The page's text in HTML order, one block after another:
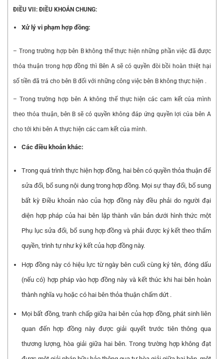
ĐIỀU VII: ĐIỀU KHOẢN CHUNG:
Xử lý vi phạm hợp đồng:
– Trong trường hợp bên B không thể thực hiện những phần việc đã được
thỏa thuận trong hợp đồng thì Bên A sẽ có quyền đòi bồi hoàn thiệt hại
số tiền đã trả cho bên B đối với những công việc bên B không thực hiện .
– Trong trường hợp bên A không thể thực hiện các cam kết của mình
theo thỏa thuận, bên B sẽ có quyền không đáp ứng quyền lợi của bên A
cho tới khi bên A thực hiện các cam kết của mình.
Các điều khoản khác:
Trong quá trình thực hiện hợp đồng, hai bên có quyền thỏa thuận để
sửa đổi, bổ sung nội dung trong hợp đồng. Mọi sự thay đổi, bổ sung
bất kỳ Điều khoản nào của hợp đồng này đều phải do người đại
diện hợp pháp của hai bên lập thành văn bản dưới hình thức một
Phụ lục sửa đổi, bổ sung hợp đồng và phải được ký kết theo thẩm
quyền, trình tự như ký kết của hợp đồng này.
Hợp đồng này có hiệu lực từ ngày bên cuối cùng ký tên, đóng dấu
(nếu có) hợp pháp vào hợp đồng này và kết thúc khi hai bên hoàn
thành nghĩa vụ hoặc có hai bên thỏa thuận chấm dứt .
Mọi bất đồng, tranh chấp giữa hai bên của hợp đồng, phát sinh liên
quan đến hợp đồng này được giải quyết trước tiên thông qua
thương lượng, hòa giải giữa hai bên. Trong trường hợp không đạt